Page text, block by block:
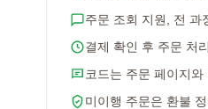
주문 조회 지원, 전 과
결제 확인 후 주문 처
코드는 주문 페이지
미이행 주문은 환불